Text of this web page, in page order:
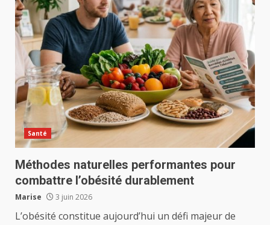
Santé
Méthodes naturelles performantes pour
combattre l’obésité durablement
Marise 3 juin 2026
L’obésité constitue aujourd’hui un défi majeur de